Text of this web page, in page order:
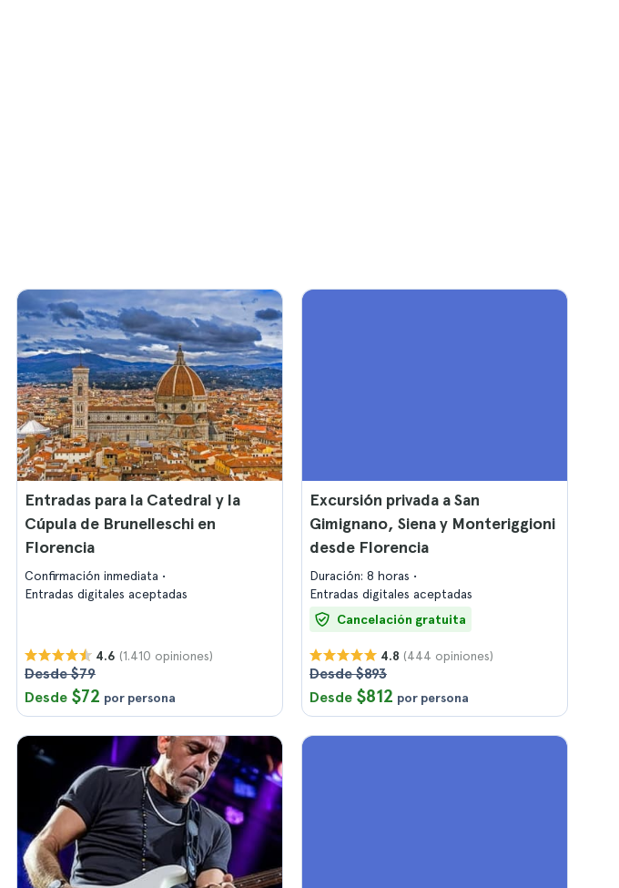
Entradas para la Catedral y la
Cúpula de Brunelleschi en
Florencia
Confirmación inmediata
Entradas digitales aceptadas
4.6 (1.410 opiniones)
Desde $79
Desde $72 por persona
Excursión privada a San
Gimignano, Siena y Monteriggioni
desde Florencia
Duración: 8 horas
Entradas digitales aceptadas
Cancelación gratuita
4.8 (444 opiniones)
Desde $893
Desde $812 por persona